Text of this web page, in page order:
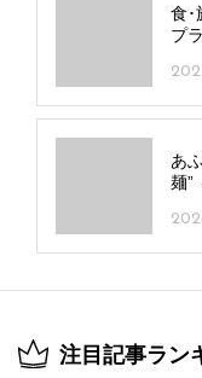
食･
プ
あ
麺”
注目記事ラン